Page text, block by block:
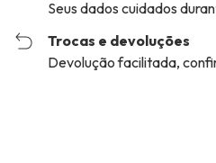
Seus dados cuidados
Trocas e devoluções
Devolução facilitada,